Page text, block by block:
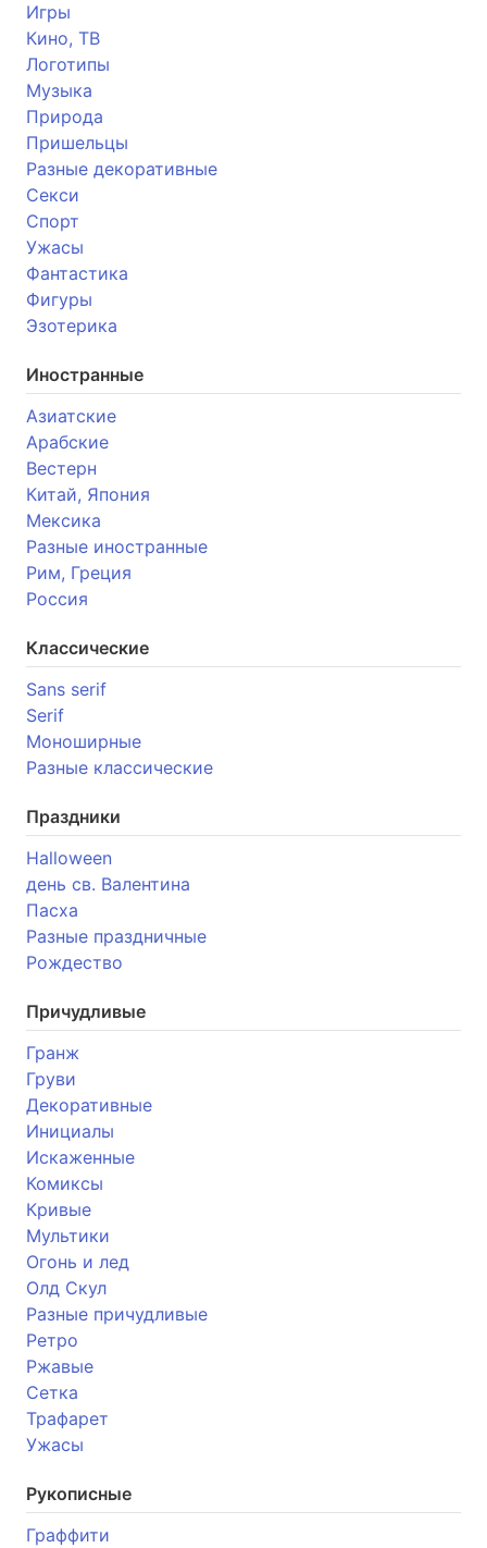
Игры
Кино, ТВ
Логотипы
Музыка
Природа
Пришельцы
Разные декоративные
Секси
Спорт
Ужасы
Фантастика
Фигуры
Эзотерика
Иностранные
Азиатские
Арабские
Вестерн
Китай, Япония
Мексика
Разные иностранные
Рим, Греция
Россия
Классические
Sans serif
Serif
Моноширные
Разные классические
Праздники
Halloween
день св. Валентина
Пасха
Разные праздничные
Рождество
Причудливые
Гранж
Груви
Декоративные
Инициалы
Искаженные
Комиксы
Кривые
Мультики
Огонь и лед
Олд Скул
Разные причудливые
Ретро
Ржавые
Сетка
Трафарет
Ужасы
Рукописные
Граффити